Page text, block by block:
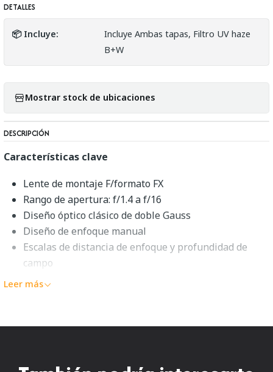
DETALLES
📦 Incluye:
Incluye Ambas tapas, Filtro UV haze
B+W
Mostrar stock de ubicaciones
DESCRIPCIÓN
Características clave
Lente de montaje F/formato FX
Rango de apertura: f/1.4 a f/16
Diseño óptico clásico de doble Gauss
Diseño de enfoque manual
Escalas de distancia de enfoque y profundidad de
campo
Barril de lente de metal, anillo de enfoque
58mm f/1.4 Nokton SL II-S
Leer más